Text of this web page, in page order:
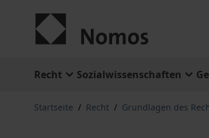
Recht Sozialwissenschaften
Startseite / Recht / Grundlagen des